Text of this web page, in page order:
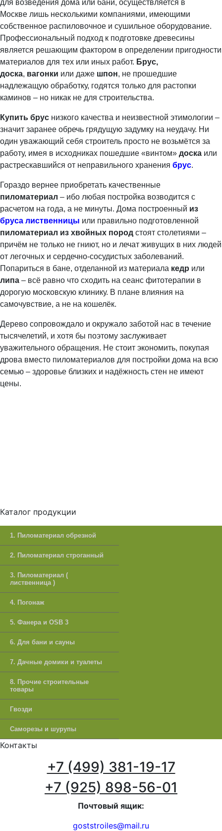
для возведения дома или бани, осуществляется в
Москве лишь несколькими компаниями, имеющими
собственное распиловочное и сушильное оборудование.
Профессиональный подход к подготовке древесины
является решающим фактором в определении пригодности
материалов для тех или иных работ. Брус,
доска, вагонки или даже шпон, не прошедшие
надлежащую обработку, годятся только для растопки
каминов – но никак не для строительства.
Купить брус низкого качества и неизвестной этимологии –
значит заранее обречь грядущую задумку на неудачу. Ни
один уважающий себя строитель просто не возьмётся за
работу, имея в исходниках пошедшие «винтом» доска или
растрескавшийся от неправильного хранения брус.
Гораздо вернее приобретать качественные
пиломатериал – ибо любая постройка возводится с
расчетом на года, а не минуты. Дома построенный из
бруса лиственницы или правильно подготовленной
пиломатериал из хвойных пород стоят столетиями –
причём не только не гниют, но и лечат живущих в них людей
от легочных и сердечно-сосудистых заболеваний.
Попариться в бане, отделанной из материала кедр или
липа – всё равно что сходить на сеанс фитотерапии в
дорогую московскую клинику. В плане влияния на
самочувствие, а не на кошелёк.
Дерево сопровождало и окружало заботой нас в течение
тысячелетий, и хотя бы поэтому заслуживает
уважительного обращения. Не стоит экономить, покупая
дрова вместо пиломатериалов для постройки дома на всю
семью – здоровье близких и надёжность стен не имеют
цены.
Каталог продукции
1. Пиломатериал обрезной
2. Пиломатериал строганный
3. Пиломатериал (
лиственница )
4. Погонаж
5. Фанера и OSB 3
6. Для бани и сауны
7. Дачные домики и туалеты
8. Прочие строительные
товары
Гвозди
Саморезы и шурупы
Контакты
+7 (499) 381-19-17
+7 (925) 898-56-01
Почтовый ящик:
goststroiles@mail.ru